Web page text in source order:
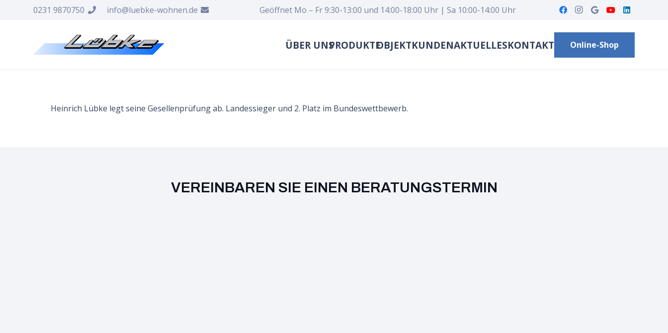
0231 9870750 info@luebke-wohnen.de Geöffnet Mo – Fr 9:30-13:00 und 14:00-18:00 Uhr | Sa 10:00-14:00 Uhr
ÜBER UNSPRODUKTEOBJEKTKUNDENAKTUELLESKONTAKT Online-Shop
Heinrich Lübke legt seine Gesellenprüfung ab. Landessieger und 2. Platz im Bundeswettbewerb.
VEREINBAREN SIE EINEN BERATUNGSTERMIN